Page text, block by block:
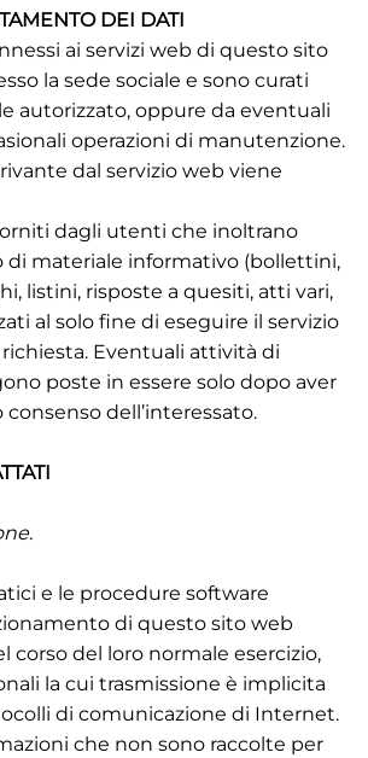
DEI DATI
ai servizi web di questo sito
la sede sociale e sono curati
autorizzato, oppure da eventuali
operazioni di manutenzione.
dal servizio web viene
dagli utenti che inoltrano
di materiale informativo (bollettini,
listini, risposte a quesiti, atti vari,
al solo fine di eseguire il servizio
Eventuali attività di
poste in essere solo dopo aver
consenso dell’interessato.
e le procedure software
di questo sito web
corso del loro normale esercizio,
la cui trasmissione è implicita
di comunicazione di Internet.
che non sono raccolte per